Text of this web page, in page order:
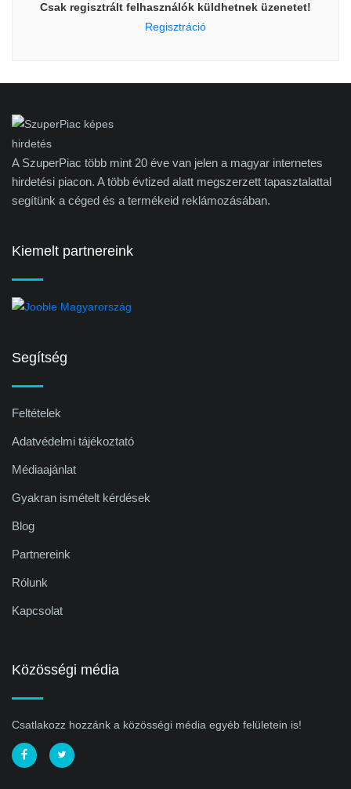
Csak regisztrált felhasználók küldhetnek üzenetet!
Regisztráció
A SzuperPiac több mint 20 éve van jelen a magyar internetes
hirdetési piacon. A több évtized alatt megszerzett tapasztalattal
segítünk a céged és a termékeid reklámozásában.
Kiemelt partnereink
Segítség
Feltételek
Adatvédelmi tájékoztató
Médiaajánlat
Gyakran ismételt kérdések
Blog
Partnereink
Rólunk
Kapcsolat
Közösségi média
Csatlakozz hozzánk a közösségi média egyéb felületein is!